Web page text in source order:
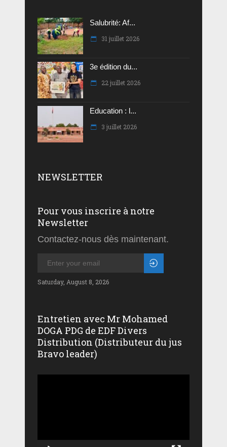
Salubrité: Af...
31 juillet 2026
3e édition du...
22 juillet 2026
Education : l...
3 juillet 2026
NEWSLETTER
Pour vous inscrire à notre
Newsletter
Contactez-nous dès maintenant.
Saturday, August 8, 2026
Entretien avec Mr Mohamed
DOGA PDG de EDF Divers
Distribution (Distributeur du jus
Bravo leader)